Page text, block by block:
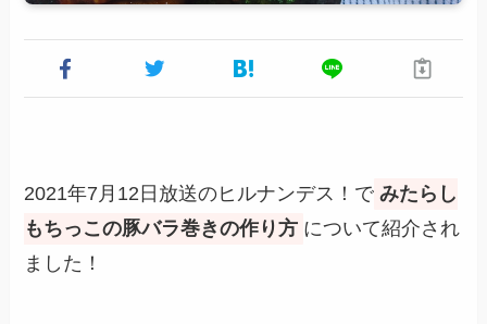
2021年7月12日放送のヒルナンデス！で みたらし
もちっこの豚バラ巻きの作り方 について紹介され
ました！